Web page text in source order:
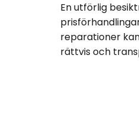
En utförlig
reparationer
rättvis och